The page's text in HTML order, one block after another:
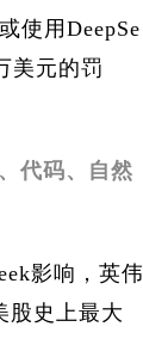
使用DeepSe
美元的罚
代码、自然
影响，英伟
股史上最大